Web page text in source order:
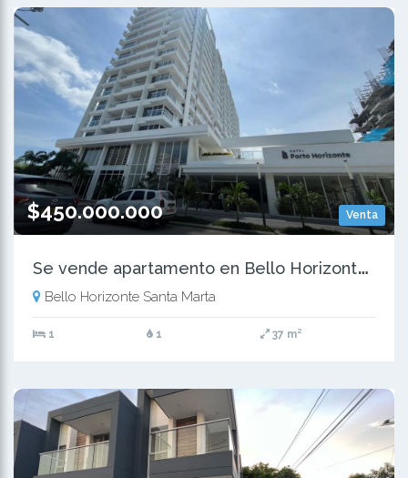
Venta
$450.000.000
S
e vende apartamento en Bello Horizonte - Santa Marta
Bello Horizonte Santa Marta
1 1 37 m²